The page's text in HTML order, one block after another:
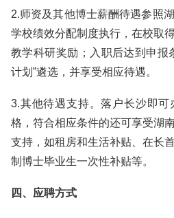
2.师资及其他博士薪酬待遇参照
学校绩效分配制度执行，在校取
教学科研奖励；入职后达到申报
计划”遴选，并享受相应待遇。
3.其他待遇支持。落户长沙即
格，符合相应条件的还可享受湖
支持，如租房和生活补贴、在长
制博士毕业生一次性补贴等。
四、应聘方式